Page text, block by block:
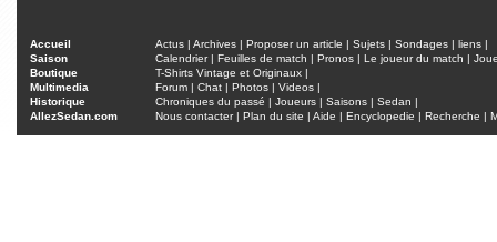
Accueil Actus | Archives | Proposer un article | Sujets | Sondages | liens |
Saison
Calendrier| Feuilles de match | Pronos | Le joueur du match |
Boutique
T-Shirts Vintage et Originaux |
Multimedia
Forum | Chat | Photos | Videos |
Historique
Chroniques du passé | Joueurs | Saisons | Sedan |
AllezSedan.com
Nous contacter| Plan du site | Aide | Encyclopedie | Recherche |